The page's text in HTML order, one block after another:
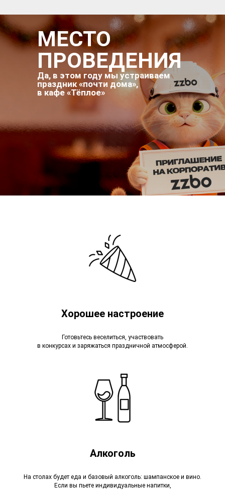
Да, в этом году мы устраиваем
праздник «почти дома»,
в кафе «Тёплое»
МЕСТО
ПРОВЕДЕНИЯ
Хорошее настроение
Готовьтесь веселиться, участвовать
в конкурсах и заряжаться праздничной атмосферой.
Алкоголь
На столах будет еда и базовый алкоголь: шампанское и вино.
Если вы пьете индивидуальные напитки,